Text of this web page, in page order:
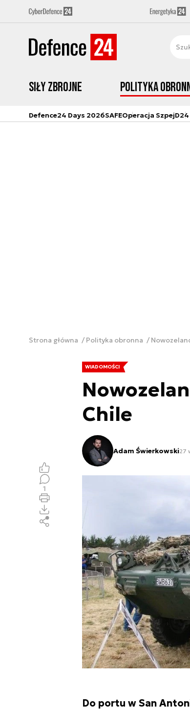
Siły zbrojne Polityka
Defence24 Days 2026SAFEOperacja Szpej
Strona główna Polityka obronna
WIADOMOŚCI
Chile
Adam Świerkowski27
Do portu w San
1